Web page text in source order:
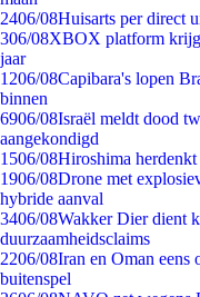
2406/08Huisarts per direct
306/08XBOX platform
jaar
1206/08Capibara's lopen
binnen
6906/08Israël meldt dood
aangekondigd
1506/08Hiroshima
1906/08Drone met
hybride aanval
3406/08Wakker Dier dient
duurzaamheidsclaims
2206/08Iran en Oman eens
buitenspel